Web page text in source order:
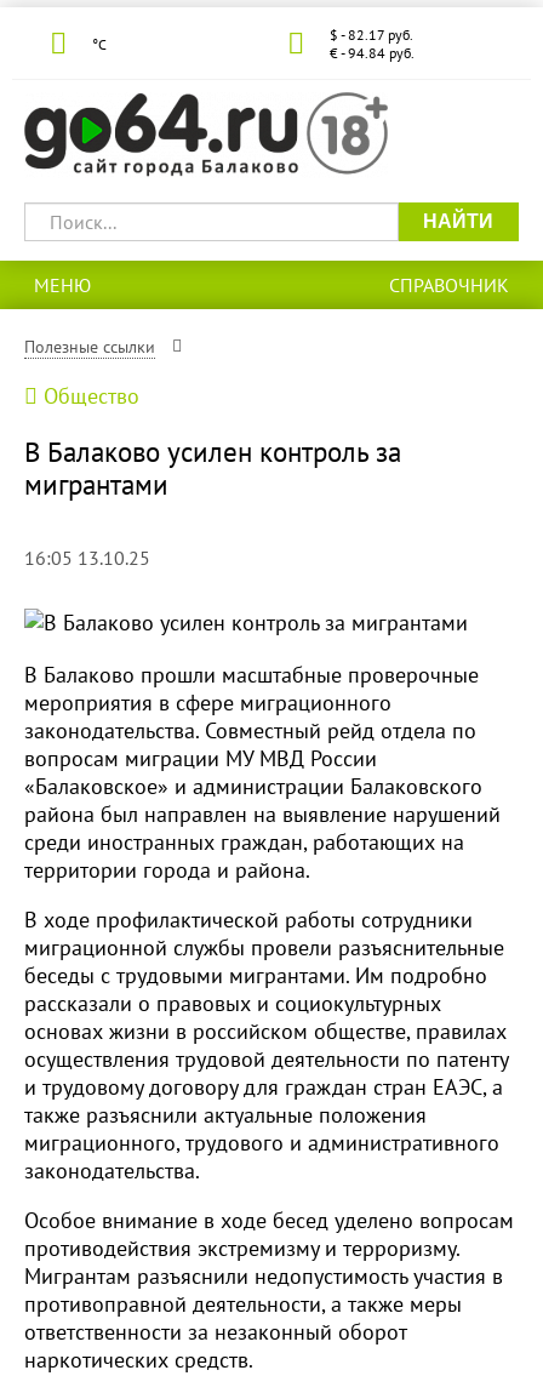
°С
$ - 82.17 руб.
€ - 94.84 руб.
НАЙТИ
МЕНЮ СПРАВОЧНИК
Полезные ссылки
Общество
В Балаково усилен контроль за
мигрантами
16:05 13.10.25
В Балаково прошли масштабные проверочные
мероприятия в сфере миграционного
законодательства. Совместный рейд отдела по
вопросам миграции МУ МВД России
«Балаковское» и администрации Балаковского
района был направлен на выявление нарушений
среди иностранных граждан, работающих на
территории города и района.
В ходе профилактической работы сотрудники
миграционной службы провели разъяснительные
беседы с трудовыми мигрантами. Им подробно
рассказали о правовых и социокультурных
основах жизни в российском обществе, правилах
осуществления трудовой деятельности по патенту
и трудовому договору для граждан стран ЕАЭС, а
также разъяснили актуальные положения
миграционного, трудового и административного
законодательства.
Особое внимание в ходе бесед уделено вопросам
противодействия экстремизму и терроризму.
Мигрантам разъяснили недопустимость участия в
противоправной деятельности, а также меры
ответственности за незаконный оборот
наркотических средств.